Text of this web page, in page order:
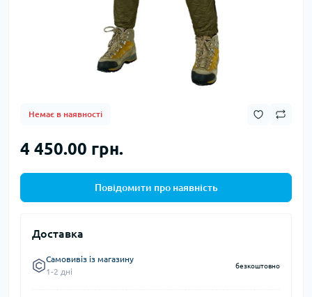
Немає в наявності
4 450.00 грн.
Повідомити про наявність
Доставка
Самовивіз із магазину
1-2 дні
безкоштовно